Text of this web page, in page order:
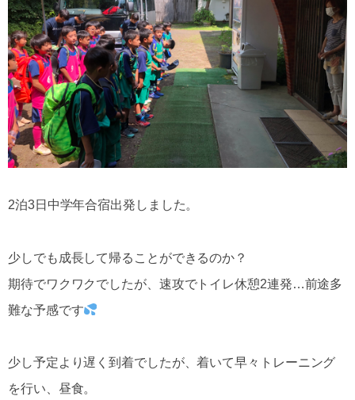
2泊3日中学年合宿出発しました。
少しでも成長して帰ることができるのか？
期待でワクワクでしたが、速攻でトイレ休憩2連発…前途多
難な予感です
少し予定より遅く到着でしたが、着いて早々トレーニング
を行い、昼食。